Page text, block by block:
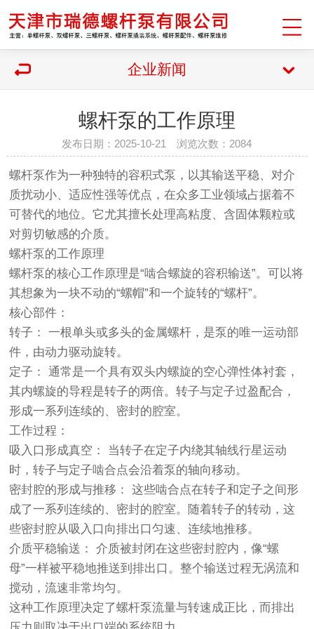
企业新闻
螺杆泵的工作原理
发布日期：2025-10-21 浏览次数：2084
螺杆泵作为一种独特的容积式泵，以其输送平稳、对介
质扰动小、适应性强等优点，在众多工业领域占据着不
可替代的地位。它尤其擅长处理高粘度、含固体颗粒或
对剪切敏感的介质。
螺杆泵的工作原理
螺杆泵的核心工作原理是“啮合螺旋的容积输送”。可以将
其想象为一块不动的“螺帽”和一个旋转的“螺杆”。
核心部件：
转子： 一根单头或多头的金属螺杆，是泵的唯一运动部
件，由动力驱动旋转。
定子： 通常是一个具有双头内螺旋的空心弹性体衬套，
其内螺旋的导程是转子的两倍。转子与定子过盈配合，
形成一系列连续的、密封的腔室。
工作过程：
吸入口形成真空： 当转子在定子内绕其轴线行星运动
时，转子与定子啮合点会沿着泵的轴向移动。
密封腔的形成与推移： 这些啮合点在转子和定子之间形
成了一系列连续的、密封的腔室。随着转子的转动，这
些密封腔从吸入口向排出口匀速、连续地推移。
介质平稳输送： 介质被封闭在这些密封腔内，像“螺
母”一样被平稳地推送到排出口。整个输送过程无涡流和
搅动，流速非常均匀。
这种工作原理决定了螺杆泵流量与转速成正比，而排出